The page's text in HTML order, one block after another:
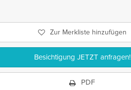
Zur Merkliste hinzufügen
Besichtigung JETZT anfragen!
PDF